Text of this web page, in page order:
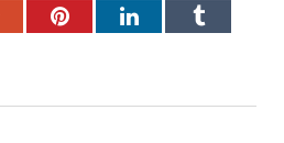
Google+PinterestLinkedInTumblr